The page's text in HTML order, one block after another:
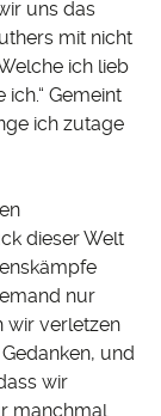
uns das
mit nicht
ich lieb
Gemeint
ich zutage
dieser Welt
nur
wir verletzen
und
wir
manchmal